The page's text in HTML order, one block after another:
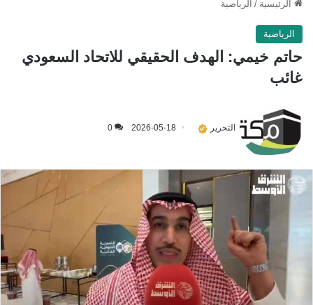
الرئيسية / الرياضية
الرياضية
حاتم خيمي: الهدف الحقيقي للاتحاد السعودي
غائب
التحرير 2026-05-18
0